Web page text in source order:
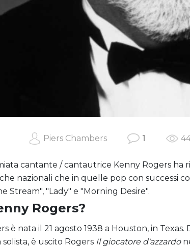
Piers Chambers 1
cantante / cantautrice Kenny Rogers ha
nazionali che in quelle pop con successi
Stream", "Lady" e "Morning Desire".
Rogers?
è nata il 21 agosto 1938 a Houston, in
è uscito Rogers Il giocatore d'azzardo